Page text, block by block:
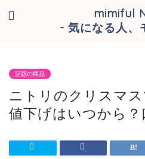
mimiful
- 気になる人、
話題の商品
ニトリのクリスマ
値下げはいつから